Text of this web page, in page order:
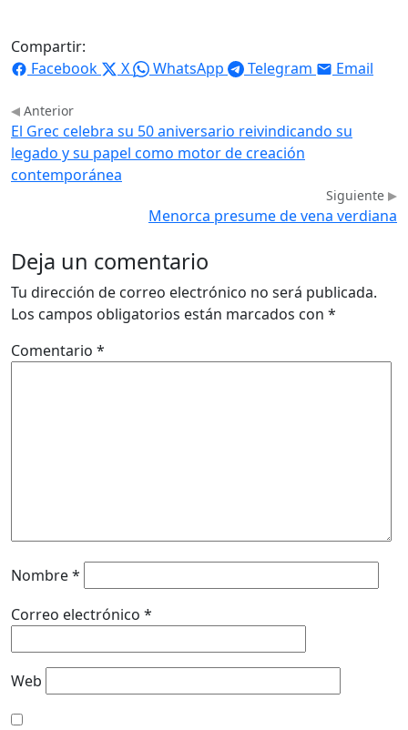
Compartir:
Facebook
X WhatsApp Telegram Email
Anterior
El Grec celebra su 50 aniversario reivindicando su
legado y su papel como motor de creación
contemporánea
Siguiente
Menorca presume de vena verdiana
Deja un comentario
Tu dirección de correo electrónico no será publicada.
Los campos obligatorios están marcados con *
Comentario *
Nombre*
Correo electrónico *
Web